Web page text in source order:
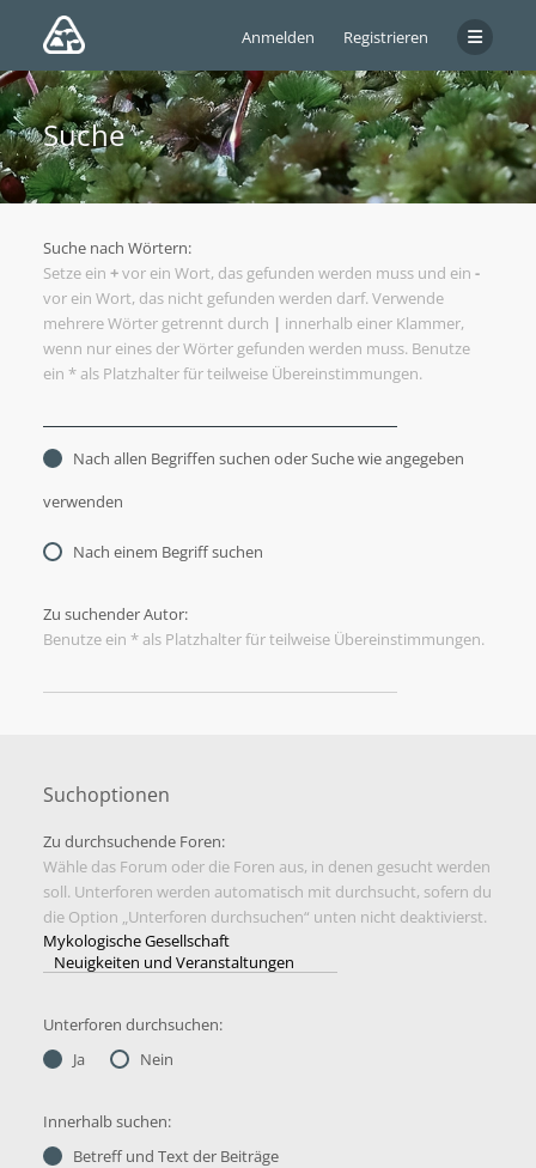
Anmelden Registrieren
Suche
Suche nach Wörtern:
Setze ein +vor ein Wort, das gefunden werden muss und ein -
vor ein Wort, das nicht gefunden werden darf. Verwende
mehrere Wörter getrennt durch | innerhalb einer Klammer,
wenn nur eines der Wörter gefunden werden muss. Benutze
ein * als Platzhalter für teilweise Übereinstimmungen.
Nach allen Begriffen suchen oder Suche wie angegeben
verwenden
Nach einem Begriff suchen
Zu suchender Autor:
Benutze ein * als Platzhalter für teilweise Übereinstimmungen.
Suchoptionen
Zu durchsuchende Foren:
Wähle das Forum oder die Foren aus, in denen gesucht werden
soll. Unterforen werden automatisch mit durchsucht, sofern du
die Option „Unterforen durchsuchen“ unten nicht deaktivierst.
Unterforen durchsuchen:
Ja
Nein
Innerhalb suchen:
Betreff und Text der Beiträge